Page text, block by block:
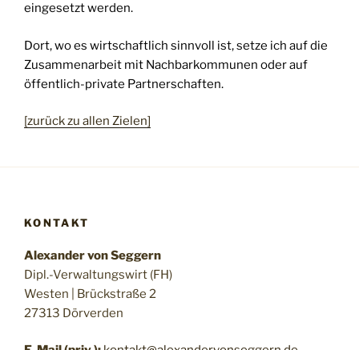
eingesetzt werden.
Dort, wo es wirtschaftlich sinnvoll ist, setze ich auf die
Zusammenarbeit mit Nachbarkommunen oder auf
öffentlich-private Partnerschaften.
[zurück zu allen Zielen]
KONTAKT
Alexander von Seggern
Dipl.-Verwaltungswirt (FH)
Westen | Brückstraße 2
27313 Dörverden